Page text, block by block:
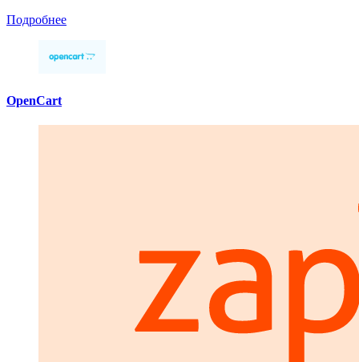
Подробнее
OpenCart